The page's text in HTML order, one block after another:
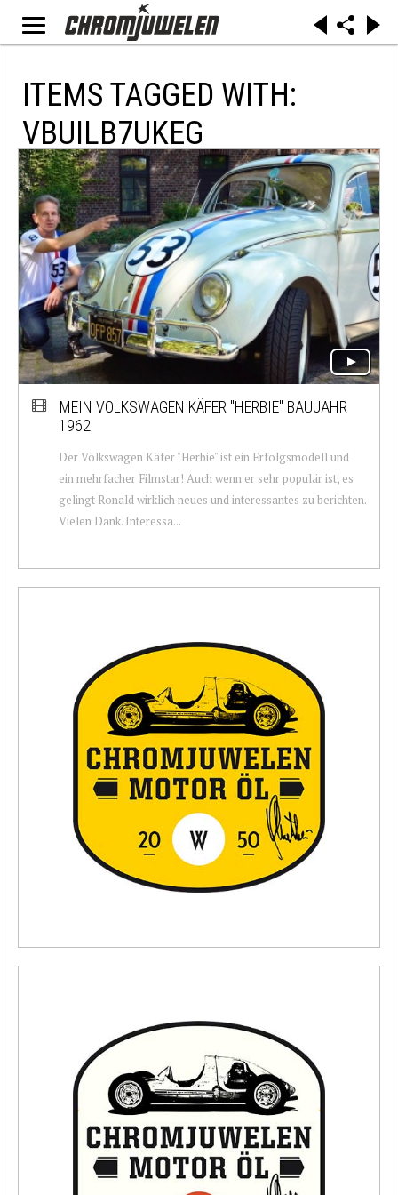
ITEMS TAGGED WITH:
VBUILB7UKEG
MEIN VOLKSWAGEN KÄFER "HERBIE" BAUJAHR
1962
Der Volkswagen Käfer "Herbie" ist ein Erfolgsmodell und
ein mehrfacher Filmstar! Auch wenn er sehr populär ist, es
gelingt Ronald wirklich neues und interessantes zu berichten.
Vielen Dank. Interessa...